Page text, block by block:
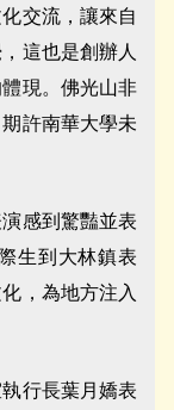
交流，讓來自
這也是創辦人
現。佛光山非
許南華大學未
感到驚豔並表
生到大林鎮表
，為地方注入
行長葉月嬌表